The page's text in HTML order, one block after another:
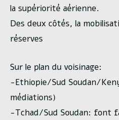
la supériorité aérienne.
Des deux côtés, la
réserves
Sur le plan du voisinage:
-Ethiopie/Sud Soudan/
médiations)
-Tchad/Sud Soudan: font